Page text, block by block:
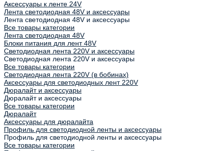
Аксессуары к ленте 24V
Лента светодиодная 48V и аксессуары
Лента светодиодная 48V и аксессуары
Все товары категории
Лента светодиодная 48V
Блоки питания для лент 48V
Светодиодная лента 220V и аксессуары
Светодиодная лента 220V и аксессуары
Все товары категории
Светодиодная лента 220V (в бобинах)
Аксессуары для светодиодных лент 220V
Дюралайт и аксессуары
Дюралайт и аксессуары
Все товары категории
Дюралайт
Аксессуары для дюралайта
Профиль для светодиодной ленты и аксессуары
Профиль для светодиодной ленты и аксессуары
Все товары категории